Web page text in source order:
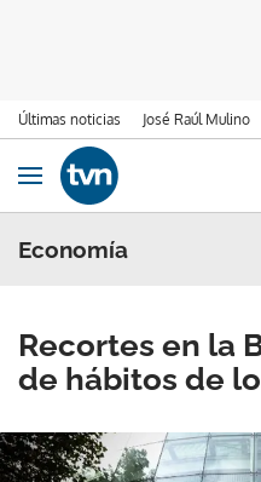
Últimas noticias José Raúl Mulino
Ir al contenido
Obrir navegació
Economía
Recortes en la
de hábitos de